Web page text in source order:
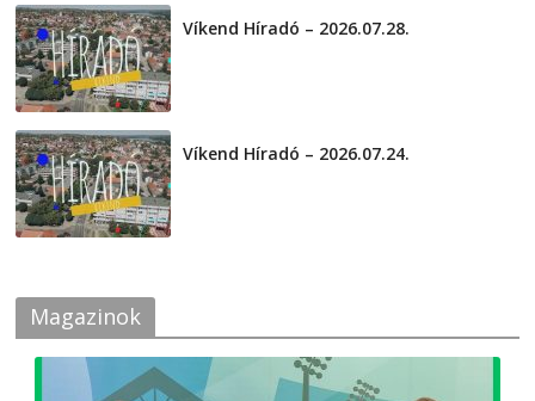
Víkend Híradó – 2026.07.28.
Víkend Híradó – 2026.07.24.
Magazinok